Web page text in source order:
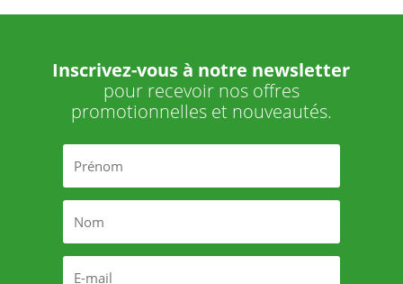
Inscrivez-vous à notre newsletter
pour recevoir nos offres
promotionnelles et nouveautés.